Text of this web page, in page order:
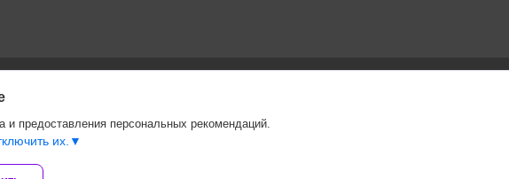
предоставления персональных рекомендаций.
их.